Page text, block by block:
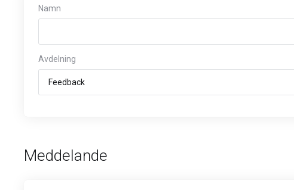
Namn
Avdelning
Meddelande